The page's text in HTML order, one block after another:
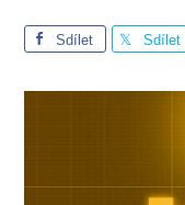
Sdílet Sdílet